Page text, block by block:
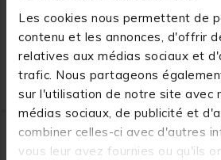
Les cookies nous permettent de
contenu et les annonces, d'offrir
relatives aux médias sociaux et
trafic. Nous partageons
sur l'utilisation de notre site avec
médias sociaux, de publicité et
combiner celles-ci avec d'autres
vous leur avez fournies ou qu'ils
14, 99 € Ajouter au
Expédition sous 24 h
14,